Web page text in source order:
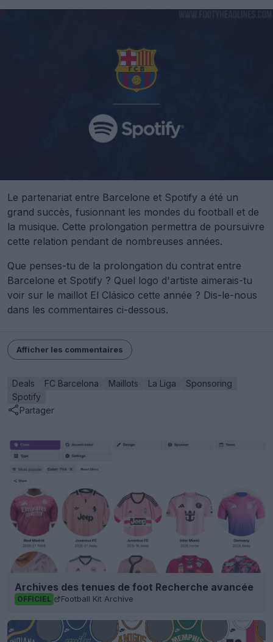
Le partenariat entre Barcelone et Spotify a été un
grand succès, fusionnant les mondes du football et de
la musique. Cette prolongation permettra de poursuivre
cette relation pendant de nombreuses années.
Que penses-tu de la prolongation du contrat entre
Barcelone et Spotify ? Quel logo d'artiste aimerais-tu
voir sur le maillot El Clásico cette année ? Dis-le-nous
dans les commentaires ci-dessous.
Afficher les commentaires
Deals FC Barcelona Maillots La Liga
Sponsoring
Spotify
Partager
Archives des tenues de foot Recherche avancée
OFFICIEL Football Kit Archive